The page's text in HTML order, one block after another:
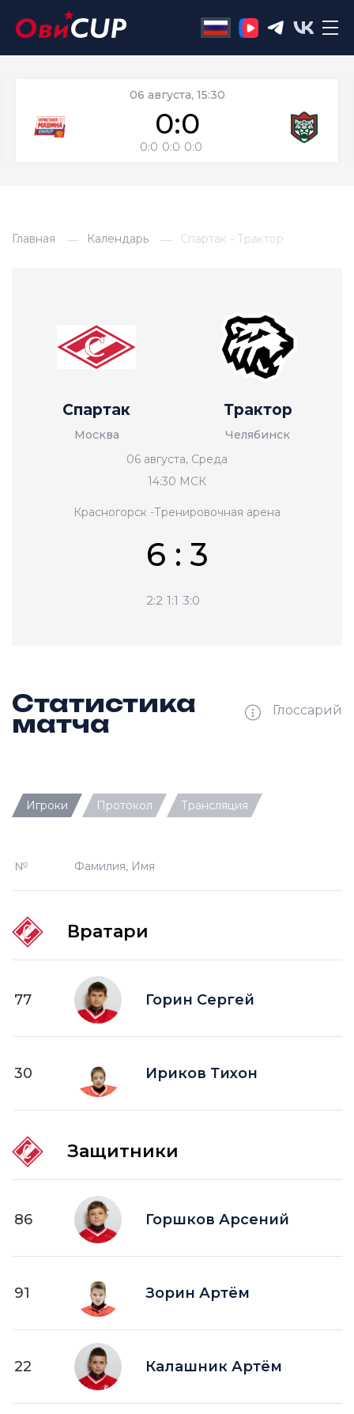
06 августа, 15:30
0:0
0:0 0:0 0:0
Главная Календарь Спартак - Трактор
Спартак
Москва
06 августа, Среда
14:30 МСК
Красногорск -Тренировочная арена
6 : 3
2:2 1:1 3:0
Трактор
Челябинск
Статистика
матча Глоссарий
П — кол-во передач
игрока на площадке
игроков на площад
шайба забитая в большинстве на одного
игрока на площадке
+2 — шайба забитая в большинстве на двух
шайба забитая в пустые ворота
Игроки Протокол Трансляция
№ Фамилия, Имя
Вратари
77 Горин Сергей
30 Ириков Тихон
Защитники
86 Горшков Арсений
91 Зорин Артём
22 Калашник Артём